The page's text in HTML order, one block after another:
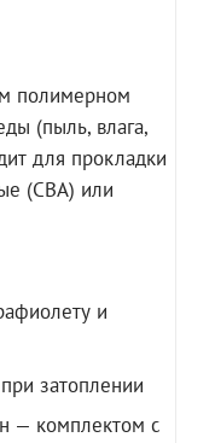
полимерном
(пыль, влага,
для прокладки
(СВА) или
и
затоплении
— комплектом с